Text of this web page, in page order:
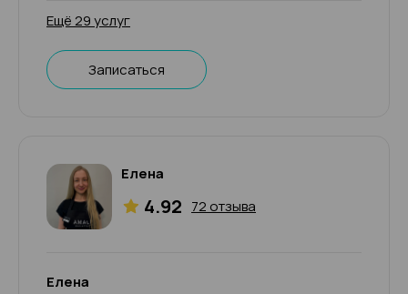
Ещё 29 услуг
Записаться
Елена
4.92 72 отзыва
Елена